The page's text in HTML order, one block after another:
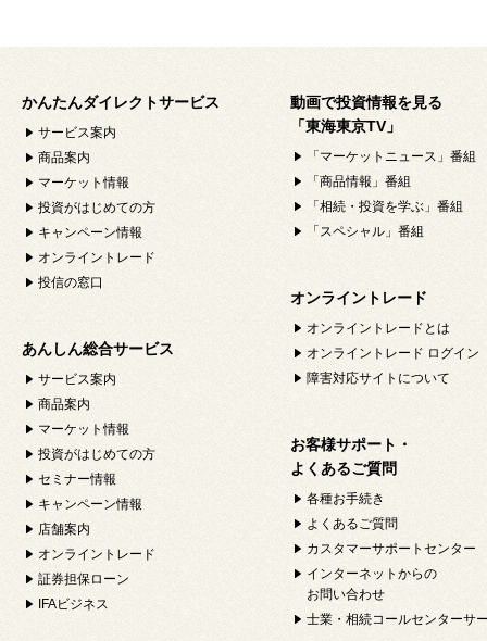
かんたんダイレクトサービス
サービス案内
商品案内
マーケット情報
投資がはじめての方
キャンペーン情報
オンライントレード
投信の窓口
あんしん総合サービス
サービス案内
商品案内
マーケット情報
投資がはじめての方
セミナー情報
キャンペーン情報
店舗案内
オンライントレード
証券担保ローン
IFAビジネス
動画で投資情報を見る
「東海東京TV」
「マーケットニュース」番組
「商品情報」番組
「相続・投資を学ぶ」番組
「スペシャル」番組
オンライントレード
オンライントレードとは
オンライントレード ログイン
障害対応サイトについて
お客様サポート・
よくあるご質問
各種お手続き
よくあるご質問
カスタマーサポートセンター
インターネットからの
お問い合わせ
士業・相続コールセンターサ